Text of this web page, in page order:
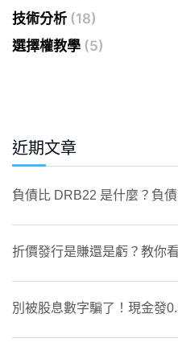
技術分析 (18)
選擇權教學 (5)
近期文章
負債比 DRB22 是什麼？負
折價發行是賺還是虧？教你
別被股息數字騙了！現金發